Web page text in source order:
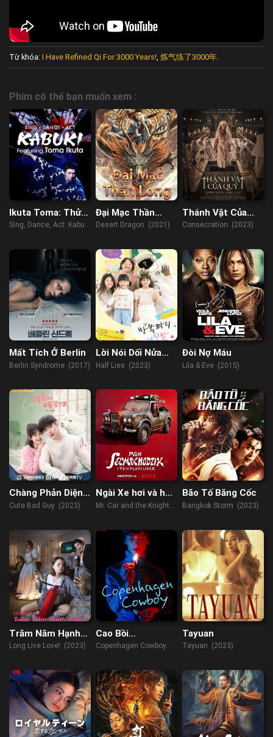
Từ khóa: I Have Refined Qi For 3000 Years! 炼气练了3000年
Phim có thể bạn muốn xem :
Ikuta Toma: Thử
thách ca vũ kỹ
Sing, Dance, Act: Kabuki
(2022)
Đại Mạc Thần
Long
Desert Dragon (2021)
Thánh Vật Của
Quỷ
Consecration (2023)
Mất Tích Ở Berlin
Berlin Syndrome (2017)
Lời Nói Dối Nửa
Vời
Half Lies (2023)
Đòi Nợ Máu
Lila & Eve (2015)
Chàng Phản Diện
Dễ Thương
Cute Bad Guy (2023)
Ngài Xe hơi và hội
Hiệp sĩ dòng Đền
Mr. Car and the Knights
Bão Tố Băng Cốc
Bangkok Storm (2023)
Trăm Năm Hạnh
Phúc!
Long Live Love! (2023)
Cao Bồi
Copenhagen
Copenhagen Cowboy
Tayuan
Tayuan (2023)